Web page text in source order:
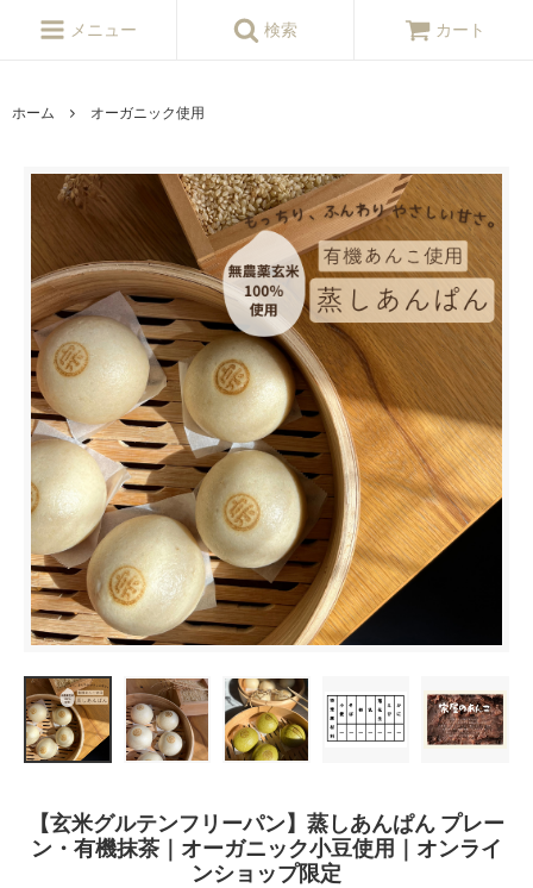
メニュー 検索 カート
ホーム オーガニック使用
【玄米グルテンフリーパン】蒸しあんぱん プレー
ン・有機抹茶｜オーガニック小豆使用｜オンライ
ンショップ限定